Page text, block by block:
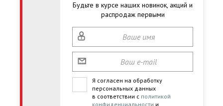
Будьте в курсе наших новинок, акций и
распродаж первыми
Я согласен на обработку
персональных данных
в соответствии с политикой
конфиденциальности и